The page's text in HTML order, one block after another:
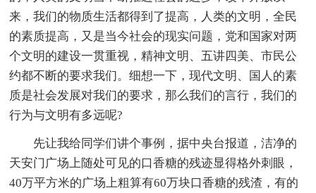
来，我们的物质生活都得到了提高，人类的文明，全民
的素质提高，又是当今社会的现实问题，党和国家对两
个文明的建设一贯重视，精神文明、五讲四美、市民公
约都不断的要求我们。细想一下，现代文明、国人的素
质是社会发展对我们的要求，那么我们的言行，我们的
行为与文明有多远呢?
先让我给同学们讲个事例，据中央台报道，洁净的
天安门广场上随处可见的口香糖的残迹显得格外刺眼，
40万平方米的广场上粗算有60万块口香糖的残渣，有的